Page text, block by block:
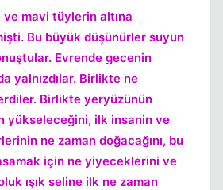
mavi tüylerin altına
Bu büyük düşünürler suyun
Evrende gecenin
yalnızdılar. Birlikte ne
Birlikte yeryüzünün
yükseleceğini, ilk insanin ve
ne zaman doğacağını, bu
için ne yiyeceklerini ve
ışık seline ilk ne zaman